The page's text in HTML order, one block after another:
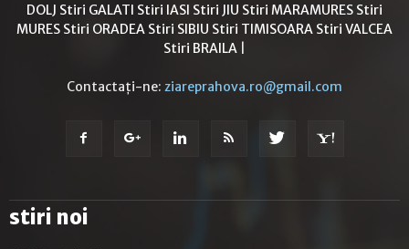
DOLJ Stiri GALATI Stiri IASI Stiri JIU Stiri MARAMURES Stiri
MURES Stiri ORADEA Stiri SIBIU Stiri TIMISOARA Stiri VALCEA
Stiri BRAILA
Contactați-ne: ziareprahova.ro@gmail.com
stiri noi